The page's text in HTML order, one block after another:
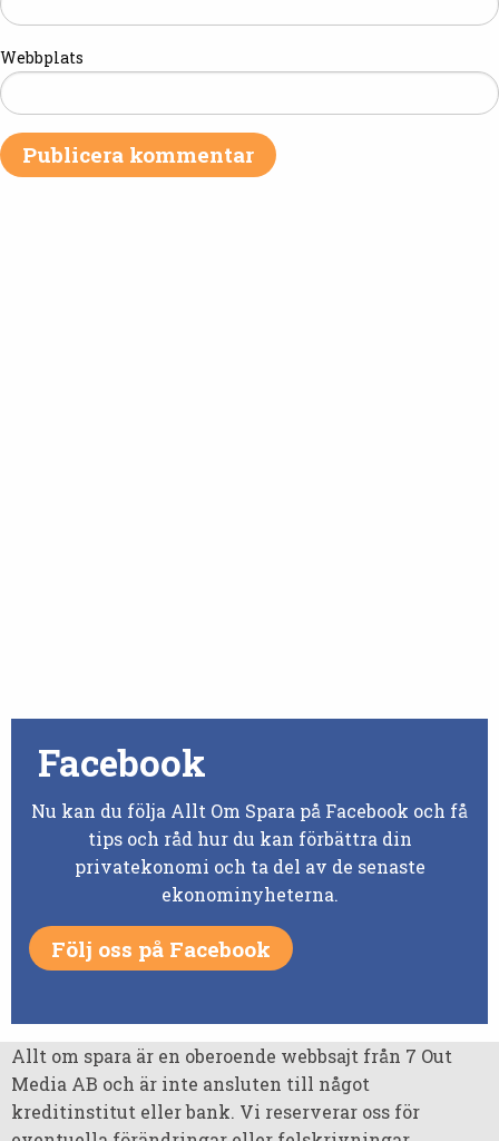
Webbplats
Facebook
Nu kan du följa Allt Om Spara på Facebook och få
tips och råd hur du kan förbättra din
privatekonomi och ta del av de senaste
ekonominyheterna.
Följ oss på Facebook
Allt om spara är en oberoende webbsajt från 7 Out
Media AB och är inte ansluten till något
kreditinstitut eller bank. Vi reserverar oss för